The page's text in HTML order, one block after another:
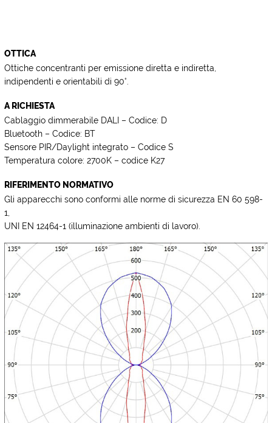
OTTICA
Ottiche concentranti per emissione diretta e indiretta,
indipendenti e orientabili di 90°.
A RICHIESTA
Cablaggio dimmerabile DALI – Codice: D
Bluetooth – Codice: BT
Sensore PIR/Daylight integrato – Codice S
Temperatura colore: 2700K – codice K27
RIFERIMENTO NORMATIVO
Gli apparecchi sono conformi alle norme di sicurezza EN 60 598-
1,
UNI EN 12464-1 (illuminazione ambienti di lavoro).